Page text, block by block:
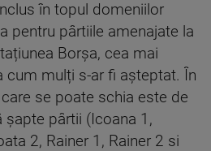
în topul domeniilor
pentru pârtiile amenajate la
Borșa, cea mai
cum mulți s-ar fi așteptat. În
se poate schia este de
pârtii (Icoana 1,
2, Rainer 1, Rainer 2 si